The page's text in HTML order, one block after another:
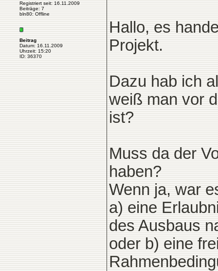
Registriert seit: 16.11.2009
Beiträge: 7
bln80: Offline
Beitrag
Datum: 16.11.2009
Uhrzeit: 15:20
ID: 36370
Hallo, es
Projekt.
Dazu hab ich
weiß man vor
ist?
Muss da der
haben?
Wenn ja, war
a) eine
des Ausbaus
oder b) eine